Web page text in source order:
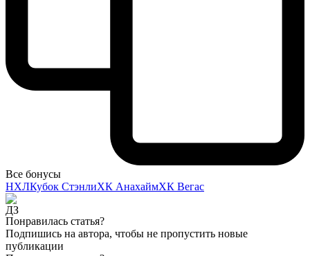
Все бонусы
НХЛКубок СтэнлиХК АнахаймХК Вегас
Понравилась статья?
Подпишись на автора, чтобы не пропустить новые
публикации